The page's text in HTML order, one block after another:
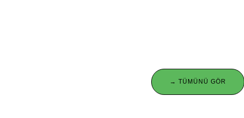
→ TÜMÜNÜ GÖR